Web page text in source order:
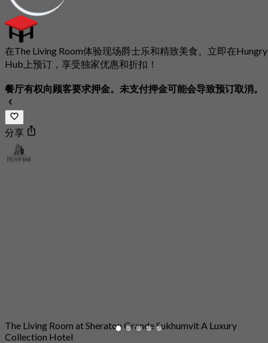
在The Living Room体验现场爵士乐和精致美食。立即在Hungry
Hub上预订，享受独家优惠和折扣！
餐厅有权向顾客要求押金。未支付押金可能会导致预订取消。
分享
The Living Room at Sheraton Grande Sukhumvit A Luxury
Collection Hotel